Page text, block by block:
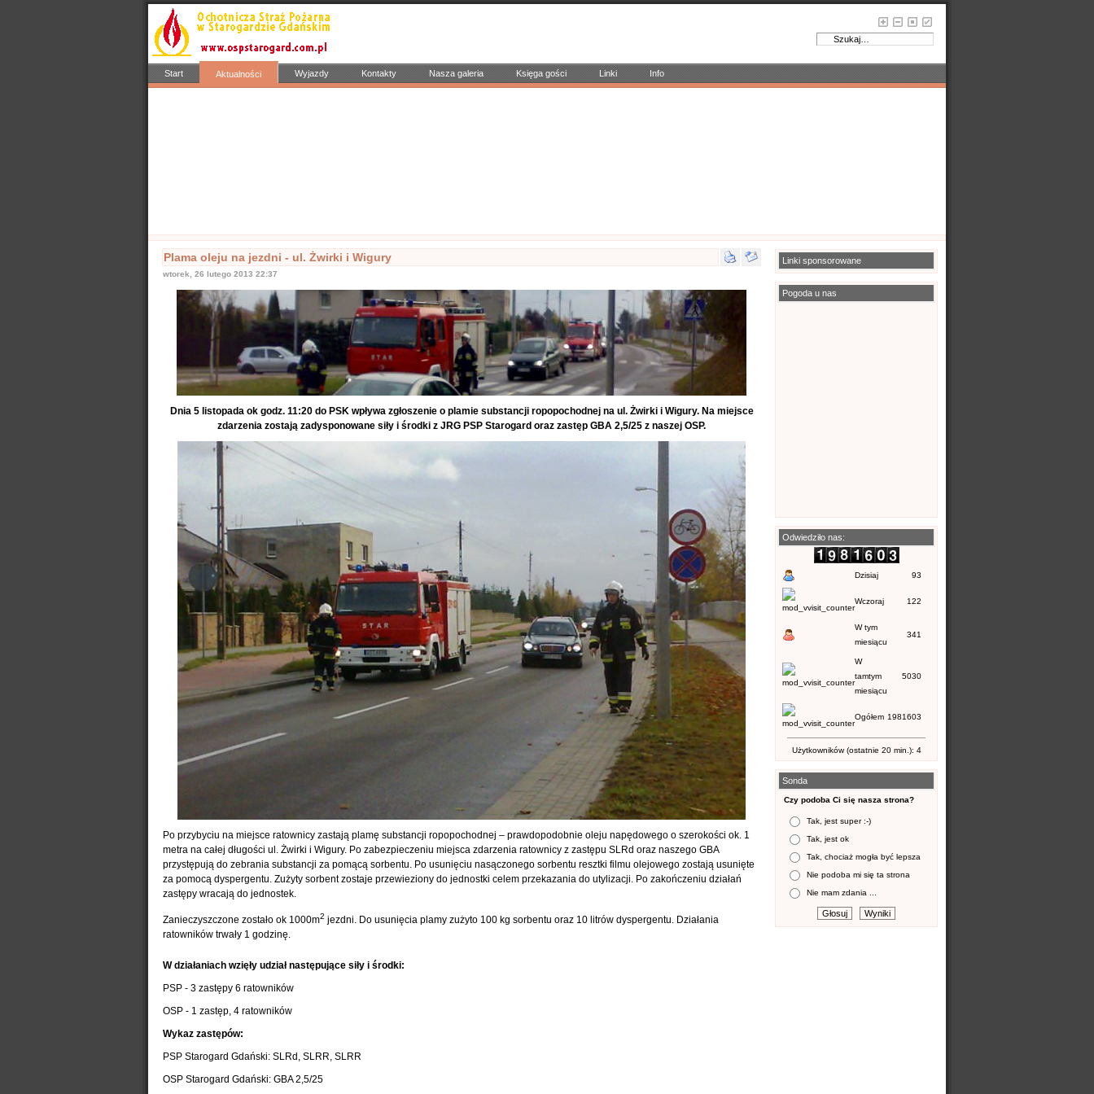
Start Aktualności Wyjazdy Kontakty Nasza galeria Księga gości Linki Info
Plama oleju na jezdni - ul. Żwirki i Wigury
wtorek, 26 lutego 2013 22:37
Dnia 5 listopada ok godz. 11:20 do PSK wpływa zgłoszenie o plamie substancji ropopochodnej na ul. Żwirki i Wigury. Na miejsce
zdarzenia zostają zadysponowane siły i środki z JRG PSP Starogard oraz zastęp GBA 2,5/25 z naszej OSP.
Po przybyciu na miejsce ratownicy zastają plamę substancji ropopochodnej – prawdopodobnie oleju napędowego o szerokości ok. 1
metra na całej długości ul. Żwirki i Wigury. Po zabezpieczeniu miejsca zdarzenia ratownicy z zastępu SLRd oraz naszego GBA
przystępują do zebrania substancji za pomącą sorbentu. Po usunięciu nasączonego sorbentu resztki filmu olejowego zostają usunięte
za pomocą dyspergentu. Zużyty sorbent zostaje przewieziony do jednostki celem przekazania do utylizacji. Po zakończeniu działań
zastępy wracają do jednostek.
Zanieczyszczone zostało ok 1000m2 jezdni. Do usunięcia plamy zużyto 100 kg sorbentu oraz 10 litrów dyspergentu. Działania
ratowników trwały 1 godzinę.
W działaniach wzięły udział następujące siły i środki:
PSP - 3 zastępy 6 ratowników
OSP - 1 zastęp, 4 ratowników
Wykaz zastępów:
PSP Starogard Gdański: SLRd, SLRR, SLRR
OSP Starogard Gdański: GBA 2,5/25
Linki sponsorowane
Pogoda u nas
Odwiedziło nas:
Dzisiaj 93
Wczoraj 122
W tym
miesiącu
341
W
tamtym
miesiącu
5030
Ogółem 1981603
Użytkowników (ostatnie 20 min.): 4
Sonda
Czy podoba Ci się nasza strona?
Tak, jest super :-)
Tak, jest ok
Tak, chociaż mogła być lepsza
Nie podoba mi się ta strona
Nie mam zdania ...